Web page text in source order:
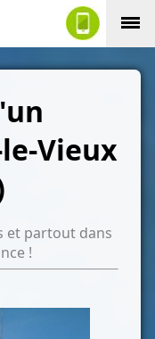
Vieux
et partout dans
!